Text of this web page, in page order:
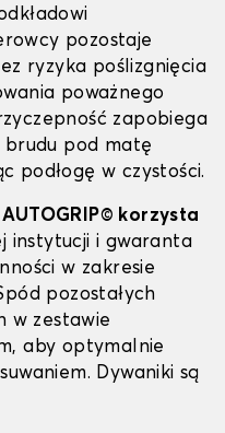
pozostaje
ryzyka poślizgnięcia
poważnego
zapobiega
brudu pod matę
podłogę w czystości.
korzysta
instytucji i gwaranta
w zakresie
pozostałych
w zestawie
aby optymalnie
Dywaniki są